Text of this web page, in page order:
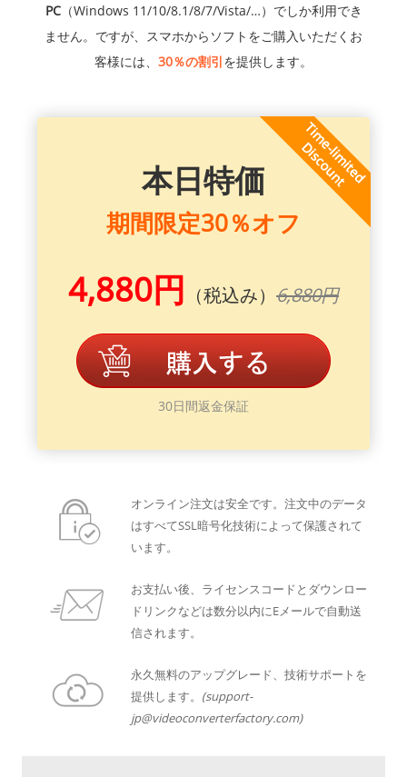
PC（Windows 11/10/8.1/8/7/Vista/…）でしか利用でき
ません。ですが、スマホからソフトをご購入いただくお
客様には、 30％の割引を提供します。
本日特価
期間限定30％オフ
4,880円 （税込み） 6,880円
30日間返金保証
オンライン注文は安全です。注文中のデータ
はすべてSSL暗号化技術によって保護されて
います。
お支払い後、ライセンスコードとダウンロー
ドリンクなどは数分以内にEメールで自動送
信されます。
永久無料のアップグレード、技術サポートを
提供します。 (support-
jp@videoconverterfactory.com)